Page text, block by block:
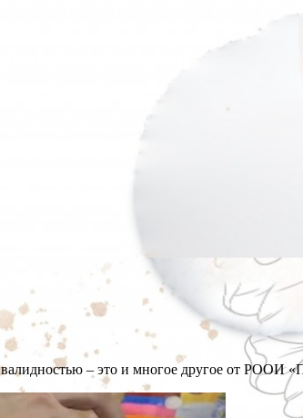
– это и многое другое от РООИ